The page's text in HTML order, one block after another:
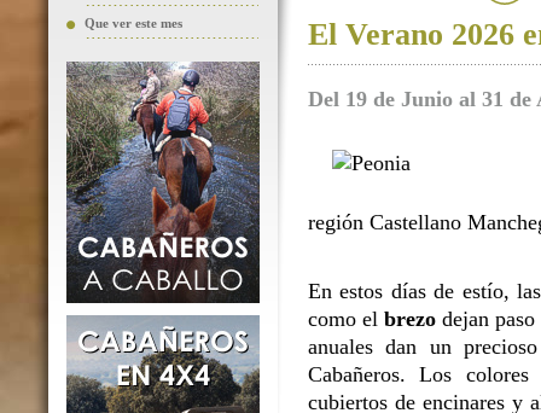
Que ver este mes El Verano 2026
Del 19 de Junio al 31 de
región Castellano
En estos días de estío,
como elbrezodejan
anuales dan un
Cabañeros. Los
cubiertos de encinares y